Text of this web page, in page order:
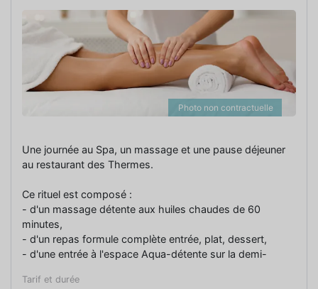
Photo non contractuelle
Une journée au Spa, un massage et une pause déjeuner
au restaurant des Thermes.
Ce rituel est composé :
- d'un massage détente aux huiles chaudes de 60
minutes,
- d'un repas formule complète entrée, plat, dessert,
- d'une entrée à l'espace Aqua-détente sur la demi-
Tarif et durée